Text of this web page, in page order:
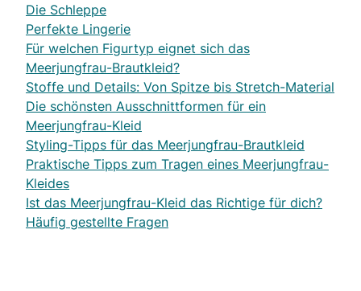
Die Schleppe
Perfekte Lingerie
Für welchen Figurtyp eignet sich das
Meerjungfrau-Brautkleid?
Stoffe und Details: Von Spitze bis Stretch-Material
Die schönsten Ausschnittformen für ein
Meerjungfrau-Kleid
Styling-Tipps für das Meerjungfrau-Brautkleid
Praktische Tipps zum Tragen eines Meerjungfrau-
Kleides
Ist das Meerjungfrau-Kleid das Richtige für dich?
Häufig gestellte Fragen